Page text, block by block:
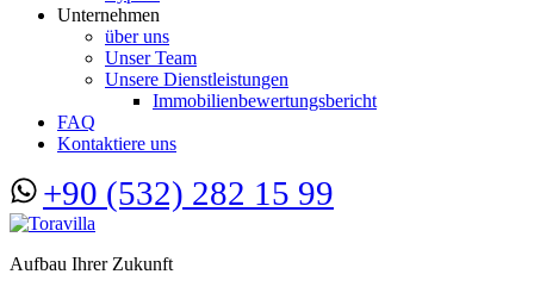
Unternehmen
über uns
Unser Team
Unsere Dienstleistungen
Immobilienbewertungsbericht
FAQ
Kontaktiere uns
+90 (532) 282 15 99
Aufbau Ihrer Zukunft